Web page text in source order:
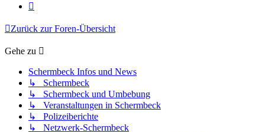
Zurück zur Foren-Übersicht
Gehe zu
Schermbeck Infos und News
↳ Schermbeck
↳ Schermbeck und Umbebung
↳ Veranstaltungen in Schermbeck
↳ Polizeiberichte
↳ Netzwerk-Schermbeck